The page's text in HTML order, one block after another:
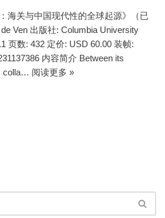
海关与中国现代性的全球起源》（已
Ven 出版社: Columbia University
页数: 432 定价: USD 60.00 装帧:
内容简介 Between its
colla… 阅读更多 »